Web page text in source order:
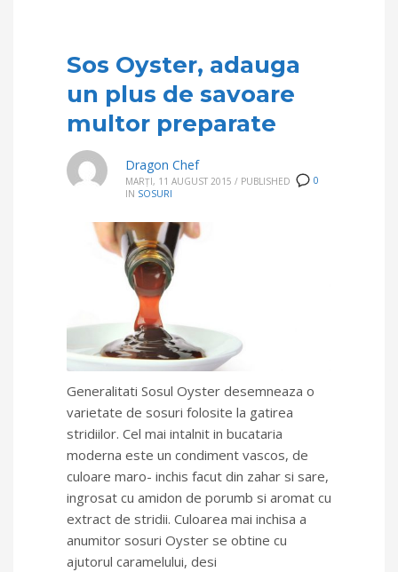
Sos Oyster, adauga
un plus de savoare
multor preparate
0
Dragon Chef
MARȚI, 11 AUGUST 2015 / PUBLISHED
IN SOSURI
Generalitati Sosul Oyster desemneaza o
varietate de sosuri folosite la gatirea
stridiilor. Cel mai intalnit in bucataria
moderna este un condiment vascos, de
culoare maro- inchis facut din zahar si sare,
ingrosat cu amidon de porumb si aromat cu
extract de stridii. Culoarea mai inchisa a
anumitor sosuri Oyster se obtine cu
ajutorul caramelului, desi